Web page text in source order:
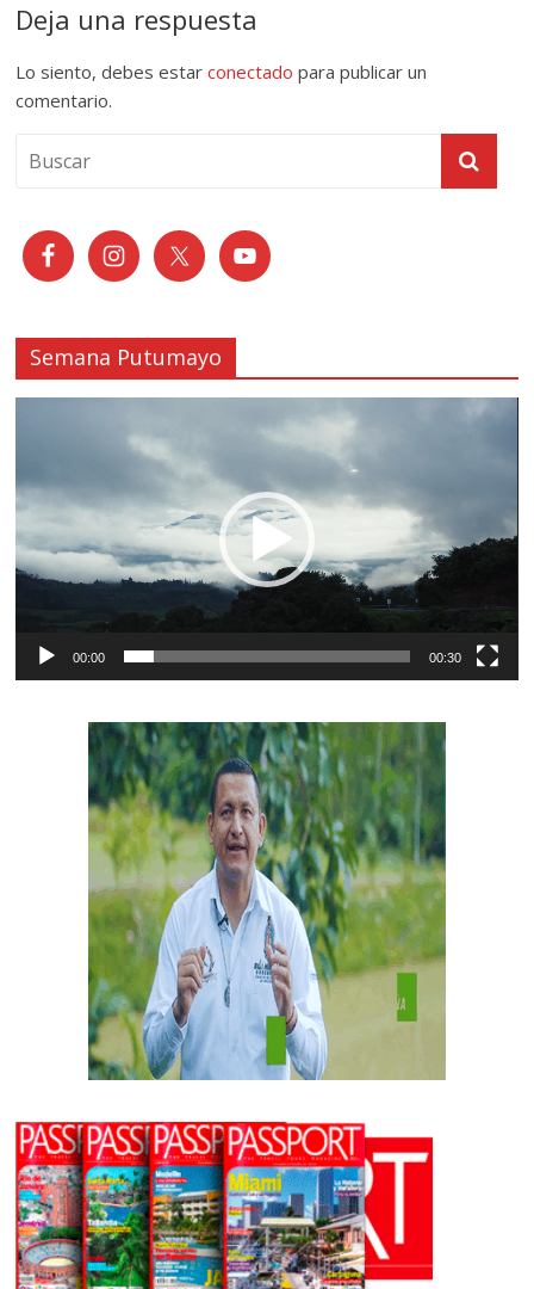
Deja una respuesta
Lo siento, debes estarconectado para publicar un
comentario.
Semana Putumayo
00:00 00:30